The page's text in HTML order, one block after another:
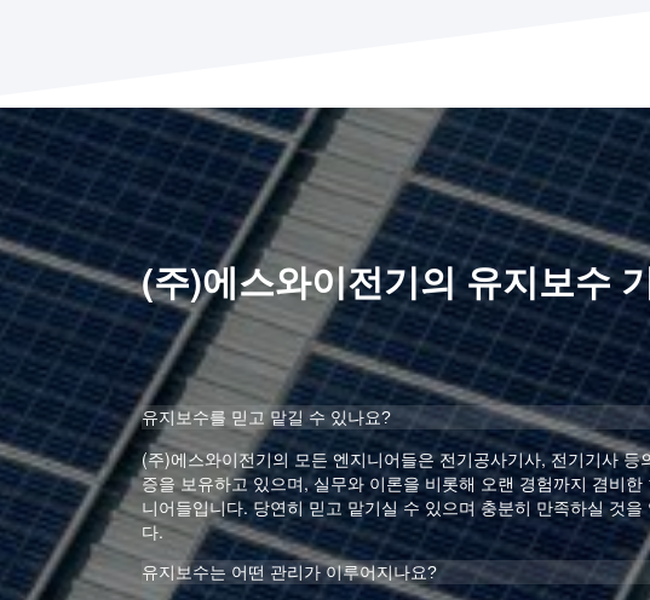
(주)에스와이전기의 유지보수
유지보수를 믿고 맡길 수 있나요?
(주)에스와이전기의 모든 엔지니어들은 전기공사기사, 전기기사 등
증을 보유하고 있으며, 실무와 이론을 비롯해 오랜 경험까지 겸비한
니어들입니다. 당연히 믿고 맡기실 수 있으며 충분히 만족하실 것을
다.
유지보수는 어떤 관리가 이루어지나요?